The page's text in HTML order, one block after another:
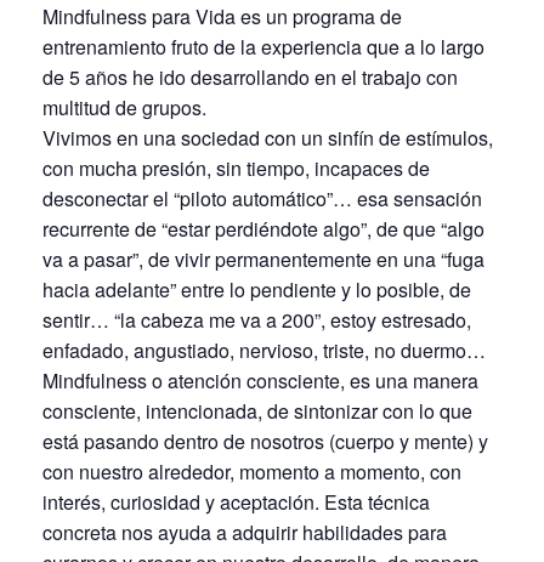
Mindfulness para Vida es un programa de
entrenamiento fruto de la experiencia que a lo largo
de 5 años he ido desarrollando en el trabajo con
multitud de grupos.
Vivimos en una sociedad con un sinfín de estímulos,
con mucha presión, sin tiempo, incapaces de
desconectar el “piloto automático”… esa sensación
recurrente de “estar perdiéndote algo”, de que “algo
va a pasar”, de vivir permanentemente en una “fuga
hacia adelante” entre lo pendiente y lo posible, de
sentir… “la cabeza me va a 200”, estoy estresado,
enfadado, angustiado, nervioso, triste, no duermo…
Mindfulness o atención consciente, es una manera
consciente, intencionada, de sintonizar con lo que
está pasando dentro de nosotros (cuerpo y mente) y
con nuestro alrededor, momento a momento, con
interés, curiosidad y aceptación. Esta técnica
concreta nos ayuda a adquirir habilidades para